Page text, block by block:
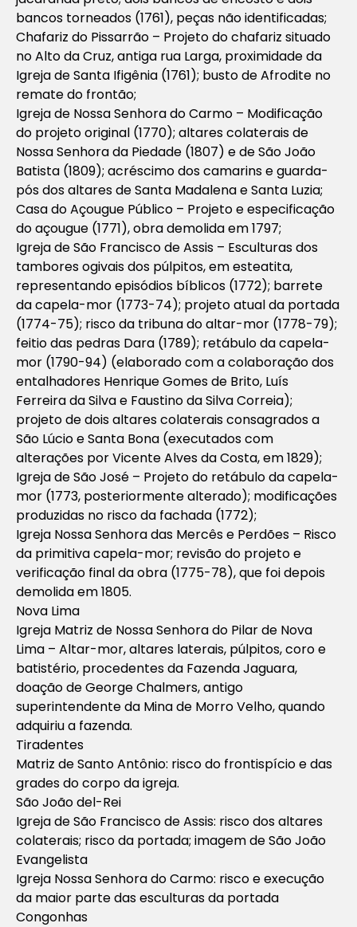
bancos torneados (1761), peças não identificadas;
Chafariz do Pissarrão – Projeto do chafariz situado
no Alto da Cruz, antiga rua Larga, proximidade da
Igreja de Santa Ifigênia (1761); busto de Afrodite no
remate do frontão;
Igreja de Nossa Senhora do Carmo – Modificação
do projeto original (1770); altares colaterais de
Nossa Senhora da Piedade (1807) e de São João
Batista (1809); acréscimo dos camarins e guarda-
pós dos altares de Santa Madalena e Santa Luzia;
Casa do Açougue Público – Projeto e especificação
do açougue (1771), obra demolida em 1797;
Igreja de São Francisco de Assis – Esculturas dos
tambores ogivais dos púlpitos, em esteatita,
representando episódios bíblicos (1772); barrete
da capela-mor (1773-74); projeto atual da portada
(1774-75); risco da tribuna do altar-mor (1778-79);
feitio das pedras Dara (1789); retábulo da capela-
mor (1790-94) (elaborado com a colaboração dos
entalhadores Henrique Gomes de Brito, Luís
Ferreira da Silva e Faustino da Silva Correia);
projeto de dois altares colaterais consagrados a
São Lúcio e Santa Bona (executados com
alterações por Vicente Alves da Costa, em 1829);
Igreja de São José – Projeto do retábulo da capela-
mor (1773, posteriormente alterado); modificações
produzidas no risco da fachada (1772);
Igreja Nossa Senhora das Mercês e Perdões – Risco
da primitiva capela-mor; revisão do projeto e
verificação final da obra (1775-78), que foi depois
demolida em 1805.
Nova Lima
Igreja Matriz de Nossa Senhora do Pilar de Nova
Lima – Altar-mor, altares laterais, púlpitos, coro e
batistério, procedentes da Fazenda Jaguara,
doação de George Chalmers, antigo
superintendente da Mina de Morro Velho, quando
adquiriu a fazenda.
Tiradentes
Matriz de Santo Antônio: risco do frontispício e das
grades do corpo da igreja.
São João del-Rei
Igreja de São Francisco de Assis: risco dos altares
colaterais; risco da portada; imagem de São João
Evangelista
Igreja Nossa Senhora do Carmo: risco e execução
da maior parte das esculturas da portada
Congonhas